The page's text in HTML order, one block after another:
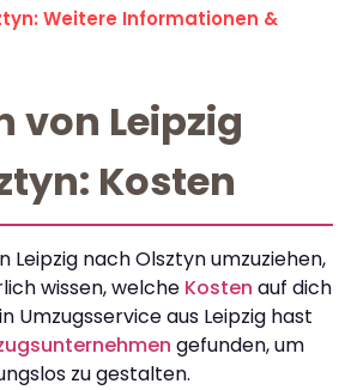
Weitere Informationen &
von Leipzig
Kosten
Leipzig nach Olsztyn umzuziehen,
wissen, welche Kosten auf dich
Umzugsservice aus Leipzig hast
gefunden, um
zu gestalten.